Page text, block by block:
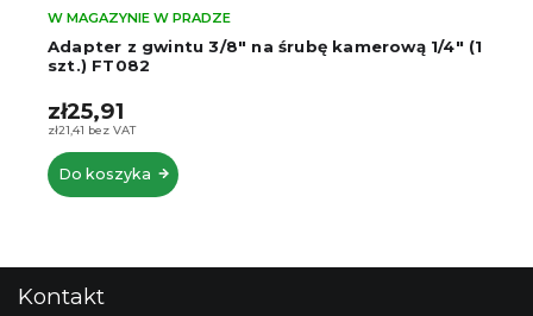
Adapter z gwintu 3/8" na śrubę kamerową 1/4" (1
szt.) FT082
W MAGAZYNIE W PRADZE
zł21,41 bez VAT
zł25,91
Do koszyka
Kontakt